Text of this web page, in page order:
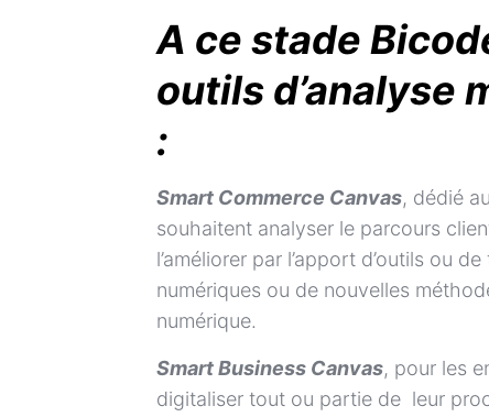
A ce stade
outils d’analyse
:
Smart Commerce Canvas, dédié
souhaitent analyser le parcours
l’améliorer par l’apport d’outils ou
numériques ou de nouvelles
numérique.
Smart Business Canvas, pour les
digitaliser tout ou partie de leur